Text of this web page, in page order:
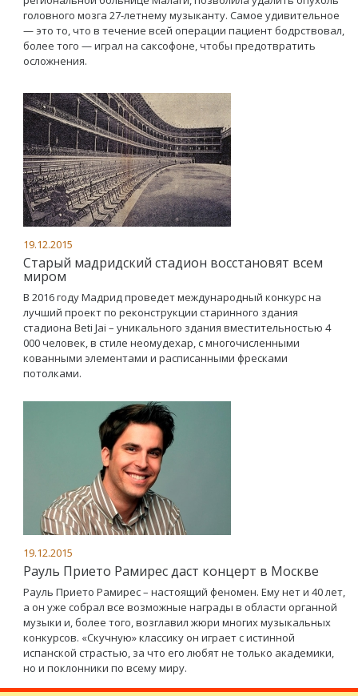
головного мозга 27-летнему музыканту. Самое удивительное
— это то, что в течение всей операции пациент бодрствовал,
более того — играл на саксофоне, чтобы предотвратить
осложнения.
19.12.2015
Старый мадридский стадион восстановят всем
миром
В 2016 году Мадрид проведет международный конкурс на
лучший проект по реконструкции старинного здания
стадиона Beti Jai – уникального здания вместительностью 4
000 человек, в стиле неомудехар, с многочисленными
кованными элементами и расписанными фресками
потолками.
19.12.2015
Рауль Прието Рамирес даст концерт в Москве
Рауль Прието Рамирес – настоящий феномен. Ему нет и 40 лет,
а он уже собрал все возможные награды в области органной
музыки и, более того, возглавил жюри многих музыкальных
конкурсов. «Скучную» классику он играет с истинной
испанской страстью, за что его любят не только академики,
но и поклонники по всему миру.